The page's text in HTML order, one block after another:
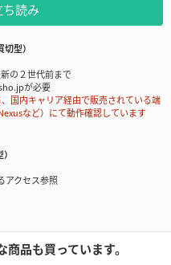
読み
型）
の２世代前まで
が必要
国内キャリア経由で販売されている端
など）にて動作確認しています
アクセス参照
品も買っています。